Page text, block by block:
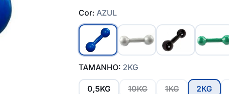
Cor: AZUL
TAMANHO: 2KG
0,5KG 10KG 1KG 2KG